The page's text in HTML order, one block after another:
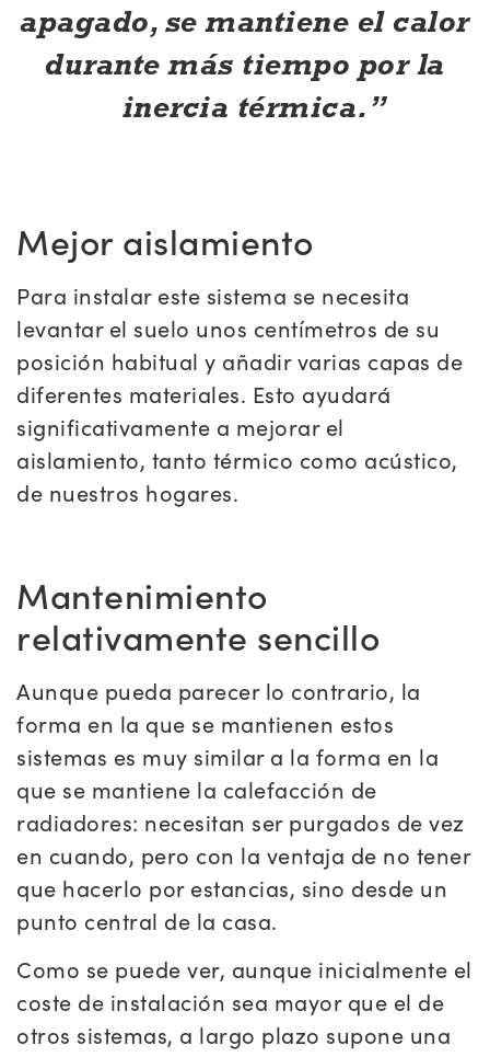
apagado, se mantiene el calor
durante más tiempo por la
inercia térmica.
Mejor aislamiento
Para instalar este sistema se necesita
levantar el suelo unos centímetros de su
posición habitual y añadir varias capas de
diferentes materiales. Esto ayudará
significativamente a mejorar el
aislamiento, tanto térmico como acústico,
de nuestros hogares.
Mantenimiento
relativamente sencillo
Aunque pueda parecer lo contrario, la
forma en la que se mantienen estos
sistemas es muy similar a la forma en la
que se mantiene la calefacción de
radiadores: necesitan ser purgados de vez
en cuando, pero con la ventaja de no tener
que hacerlo por estancias, sino desde un
punto central de la casa.
Como se puede ver, aunque inicialmente el
coste de instalación sea mayor que el de
otros sistemas, a largo plazo supone una